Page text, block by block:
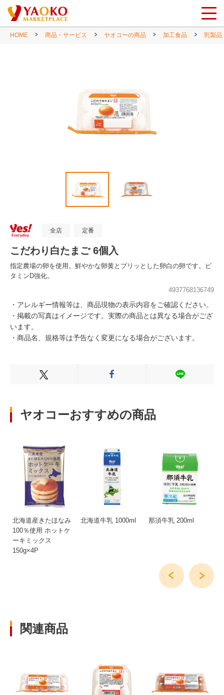
HOME 商品・サービス ヤオコーの商品 加工食品 乳製品
全店 定番
こだわり白たまご 6個入
指定農場の卵を使用。鮮やかな卵黄とプリッとした卵白の卵です。ビ
タミンD強化。
4937768136749
・アレルギー情報等は、商品現物の表示内容をご確認ください。
・掲載の写真はイメージです。実際の商品とは異なる場合がござ
います。
・商品名、規格等は予告なく変更になる場合がございます。
Xでシェアする FacebookでシェアするLINEでシェ
ヤオコーおすすめの商品
北海道産きたほなみ
100％使用 ホットケ
ーキミックス
150g×4P
北海道牛乳 1000ml 那須牛乳 200ml
関連商品